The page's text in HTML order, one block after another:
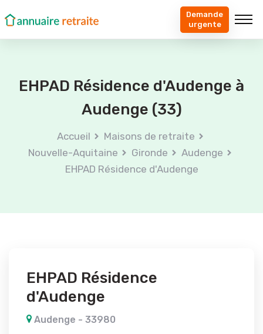
Demande
urgente
EHPAD Résidence d'Audenge à
Audenge (33)
Accueil
Maisons de retraite
Nouvelle-Aquitaine
Gironde
Audenge
EHPAD Résidence d'Audenge
EHPAD Résidence
d'Audenge
Audenge - 33980